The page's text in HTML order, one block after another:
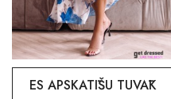
ES APSKATĪŠU TUVĀK